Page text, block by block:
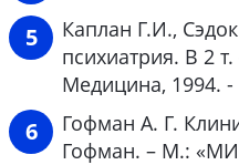
Каплан Г.И.,
психиатрия. В 2
Медицина, 1994. -
Гофман А. Г.
Гофман. – М.: